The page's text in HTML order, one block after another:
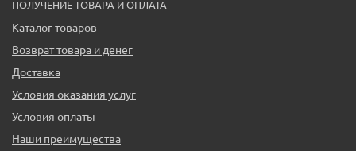
ПОЛУЧЕНИЕ ТОВАРА И ОПЛАТА
Каталог товаров
Возврат товара и денег
Доставка
Условия оказания услуг
Условия оплаты
Наши преимущества